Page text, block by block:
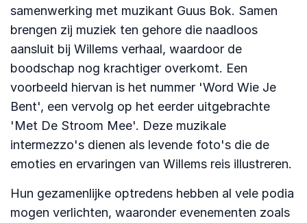
samenwerking met muzikant Guus Bok. Samen
brengen zij muziek ten gehore die naadloos
aansluit bij Willems verhaal, waardoor de
boodschap nog krachtiger overkomt. Een
voorbeeld hiervan is het nummer 'Word Wie Je
Bent', een vervolg op het eerder uitgebrachte
'Met De Stroom Mee'. Deze muzikale
intermezzo's dienen als levende foto's die de
emoties en ervaringen van Willems reis illustreren.
Hun gezamenlijke optredens hebben al vele podia
mogen verlichten, waaronder evenementen zoals